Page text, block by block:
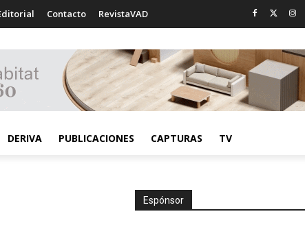
Contacto RevistaVAD
DERIVA PUBLICACIONES CAPTURAS TV
Espónsor